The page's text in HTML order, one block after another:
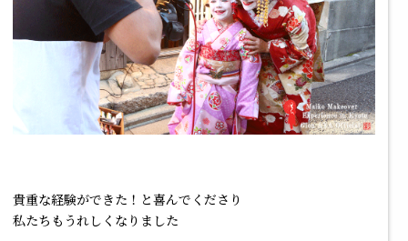
貴重な経験ができた！と喜んでくださり
私たちもうれしくなりました